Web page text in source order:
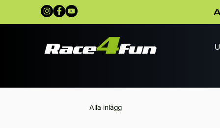
Alla inlägg